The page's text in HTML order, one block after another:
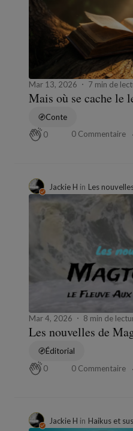
Mar 13, 2026 7 min de
Mais où se cache le
Conte
0
0 Commentaire
Jackie H in Les
Mar 4, 2026 8 min de
Les nouvelles de
Éditorial
0
0 Commentaire
Jackie H in Haikus et